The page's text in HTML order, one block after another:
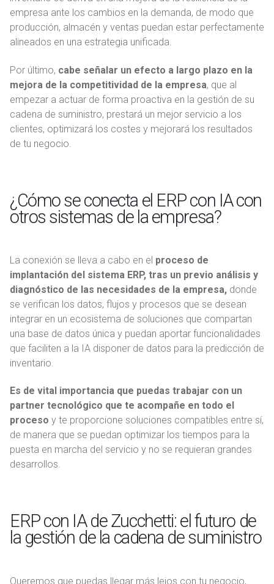
empresa ante los cambios en la demanda, de modo que
producción, almacén y ventas puedan estar perfectamente
alineados en una estrategia unificada.
Por último, cabe señalar un efecto a largo plazo en la
mejora de la competitividad de la empresa, que al
empezar a actuar de forma proactiva en la gestión de su
cadena de suministro, prestará un mejor servicio a los
clientes, optimizará los costes y mejorará los resultados
de tu negocio.
¿Cómo se conecta el ERP con IA con
otros sistemas de la empresa?
La conexión se lleva a cabo en el proceso de
implantación del sistema ERP, tras un previo análisis y
diagnóstico de las necesidades de la empresa, donde
se verifican los datos, flujos y procesos que se desean
integrar en un ecosistema de soluciones que compartan
una base de datos única y puedan aportar funcionalidades
que faciliten a la IA disponer de datos para la predicción de
inventario.
Es de vital importancia que puedas trabajar con un
partner tecnológico que te acompañe en todo el
proceso y te proporcione soluciones compatibles entre sí,
de manera que se puedan optimizar los tiempos para la
puesta en marcha del servicio y no se requieran grandes
desarrollos.
ERP con IA de Zucchetti: el futuro de
la gestión de la cadena de suministro
Queremos que puedas llegar más lejos con tu negocio,